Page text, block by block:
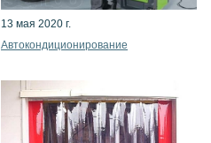
13 мая 2020 г.
Автокондиционирование